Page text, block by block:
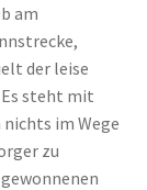
am
der leise
steht mit
im Wege
zu